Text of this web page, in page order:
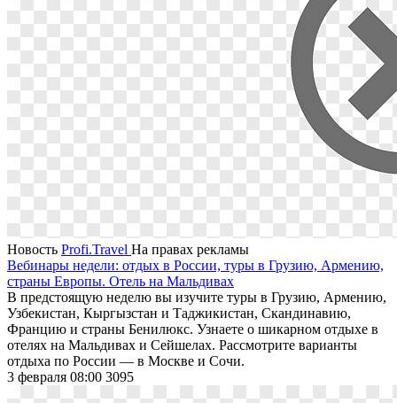
Новость Profi.Travel На правах рекламы
Вебинары недели: отдых в России, туры в Грузию, Армению,
страны Европы. Отель на Мальдивах
В предстоящую неделю вы изучите туры в Грузию, Армению,
Узбекистан, Кыргызстан и Таджикистан, Скандинавию,
Францию и страны Бенилюкс. Узнаете о шикарном отдыхе в
отелях на Мальдивах и Сейшелах. Рассмотрите варианты
отдыха по России — в Москве и Сочи.
3 февраля 08:00 3095